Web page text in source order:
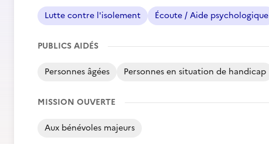
Lutte contre l'isolement Écoute / Aide psychologique
PUBLICS AIDÉS
Personnes âgées Personnes en situation de handicap
MISSION OUVERTE
Aux bénévoles majeurs